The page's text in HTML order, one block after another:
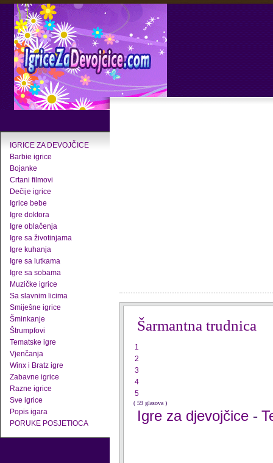
IGRICE ZA DEVOJČICE
Barbie igrice
Bojanke
Crtani filmovi
Dečije igrice
Igrice bebe
Igre doktora
Igre oblačenja
Igre sa životinjama
Igre kuhanja
Igre sa lutkama
Igre sa sobama
Muzičke igrice
Sa slavnim licima
Smiješne igrice
Šminkanje
Štrumpfovi
Tematske igre
Vjenčanja
Winx i Bratz igre
Zabavne igrice
Razne igrice
Sve igrice
Popis igara
PORUKE POSJETIOCA
Šarmantna trudnica
1
2
3
4
5
( 59 glasova )
Igre za djevojčice -